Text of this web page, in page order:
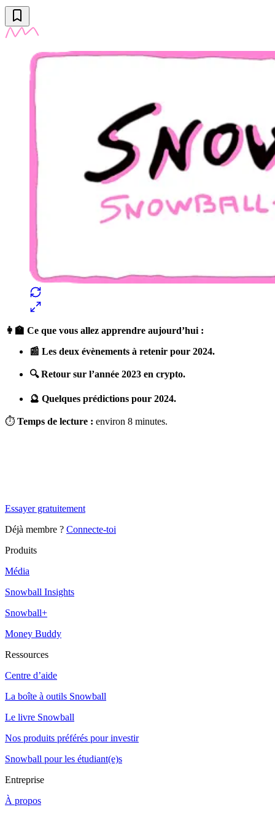
👩‍🏫 Ce que vous allez apprendre aujourd’hui :
📰 Les deux évènements à retenir pour 2024.
🔍 Retour sur l’année 2023 en crypto.
🔮 Quelques prédictions pour 2024.
⏱ Temps de lecture : environ 8 minutes.
Essayer gratuitement
Déjà membre ? Connecte-toi
Produits
Média
Snowball Insights
Snowball+
Money Buddy
Ressources
Centre d’aide
La boîte à outils Snowball
Le livre Snowball
Nos produits préférés pour investir
Snowball pour les étudiant(e)s
Entreprise
À propos